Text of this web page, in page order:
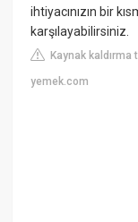
ihtiyacınızın bir
karşılayabilirsiniz.
Kaynak kaldırma
yemek.com